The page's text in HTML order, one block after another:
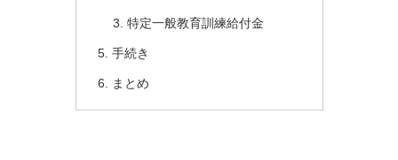
特定一般教育訓練給付金
手続き
まとめ